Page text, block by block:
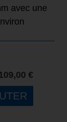
avec une
€